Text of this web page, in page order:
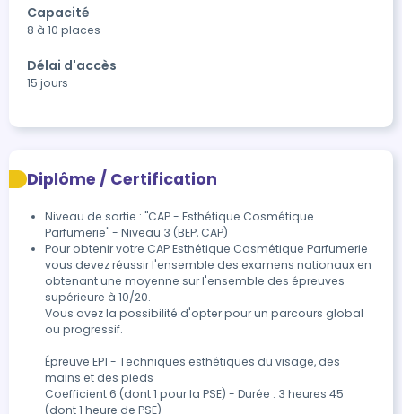
Capacité
8 à 10 places
Délai d'accès
15 jours
Diplôme / Certification
Niveau de sortie : "CAP - Esthétique Cosmétique
Parfumerie" - Niveau 3 (BEP, CAP)
Pour obtenir votre CAP Esthétique Cosmétique Parfumerie
vous devez réussir l'ensemble des examens nationaux en
obtenant une moyenne sur l'ensemble des épreuves
supérieure à 10/20.
Vous avez la possibilité d'opter pour un parcours global
ou progressif.
Épreuve EP1 - Techniques esthétiques du visage, des
mains et des pieds
Coefficient 6 (dont 1 pour la PSE) - Durée : 3 heures 45
(dont 1 heure de PSE)